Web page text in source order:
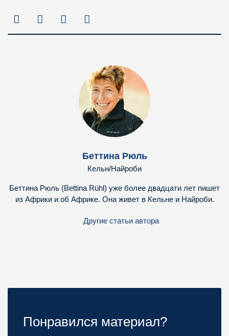
Беттина Рюль
Кельн/Найроби
Беттина Рюль (Bettina Rühl) уже более двадцати лет пишет
из Африки и об Африке. Она живет в Кельне и Найроби.
Другие статьи автора
Понравился материал?